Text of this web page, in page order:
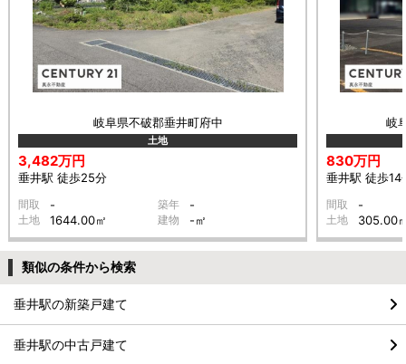
岐阜県不破郡垂井町府中
土地
3,482万円
垂井駅 徒歩25分
間取 - 築年 -
土地 1644.00㎡ 建物 -㎡
岐
830万円
垂井駅 徒歩14
間取 -
土地 305.00
類似の条件から検索
垂井駅の新築戸建て
垂井駅の中古戸建て